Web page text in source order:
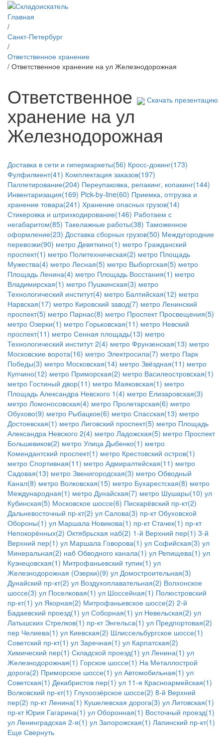
Главная
/
Санкт-Петербург
/
Ответственное хранение
/ Ответственное хранение на ул Железнодорожная
Ответственное
хранение на ул
Железнодорожная
Доставка в сети и гипермаркеты(56) Кросс-докинг(173)
Фулфилмент(41) Комплектация заказов(197)
Паллетирование(204) Переупаковка, репакинг, копакинг(144)
Инвентаризация(169) Pick-by-line(60) Приемка, отгрузка и
хранение товара(241) Хранение опасных грузов(14)
Стикеровка и штрихкодирование(146) Работаем с
негабаритом(85) Такелажные работы(38) Таможенное
оформление(23) Доставка сборных грузов(50) Междугородние
перевозки(90) метро Девяткино(1) метро Гражданский
проспект(1) метро Политехническая(2) метро Площадь
Мужества(4) метро Лесная(5) метро Выборгская(5) метро
Площадь Ленина(4) метро Площадь Восстания(1) метро
Владимирская(1) метро Пушкинская(3) метро
Технологический институт(4) метро Балтийская(12) метро
Нарвская(17) метро Кировский завод(7) метро Ленинский
проспект(5) метро Парнас(8) метро Проспект Просвещения(5)
метро Озерки(1) метро Горьковская(11) метро Невский
проспект(11) метро Сенная площадь(13) метро
Технологический институт 2(4) метро Фрунзенская(13) метро
Московские ворота(16) метро Электросила(7) метро Парк
Победы(3) метро Московская(14) метро Звёздная(11) метро
Купчино(12) метро Приморская(2) метро Василеостровская(1)
метро Гостиный двор(11) метро Маяковская(1) метро
Площадь Александра Невского 1(4) метро Елизаровская(3)
метро Ломоносовская(4) метро Пролетарская(6) метро
Обухово(9) метро Рыбацкое(6) метро Спасская(13) метро
Достоевская(1) метро Лиговский проспект(5) метро Площадь
Александра Невского 2(4) метро Ладожская(5) метро Проспект
Большевиков(2) метро Улица Дыбенко(1) метро
Комендантский проспект(1) метро Крестовский остров(1)
метро Спортивная(11) метро Адмиралтейская(11) метро
Садовая(13) метро Звенигородская(3) метро Обводный
Канал(8) метро Волковская(15) метро Бухарестская(8) метро
Международная(1) метро Дунайская(7) метро Шушары(10) ул
Кубинская(5) Московское шоссе(6) Пискарёвский пр-кт(2)
Дальневосточный пр-кт(2) ул Салова(3) пр-кт Обуховской
Обороны(1) ул Маршала Новикова(1) пр-кт Стачек(1) пр-кт
Непокорённых(2) Октябрьская наб(2) 1-й Верхний пер(1) 3-й
Верхний пер(1) ул Маршала Говорова(1) ул Софийская(3) ул
Минеральная(2) наб Обводного канала(1) ул Репищева(1) ул
Кузнецовская(1) Митрофаньевский тупик(1) ул
Железнодорожная (Озерки)(9) ул Домостроительная(3)
Дунайский пр-кт(2) ул Воздухоплавательная(2) Волхонское
шоссе(3) ул Поселковая(1) ул Шоссейная(1) Полюстровский
пр-кт(1) ул Якорная(2) Митрофаньевское шоссе(2) 2-й
Бадаевский проезд(1) ул Соборная(1) ул Невельская(2) ул
Латышских Стрелков(1) пр-кт Энгельса(1) ул Предпортовая(2)
пер Челиева(1) ул Киевская(2) Шлиссельбургское шоссе(1)
Советский пр-кт(1) ул Заречная(1) ул Карпатская(2)
Химический пер(1) Складской проезд(1) ул Ленина(1) ул
Железнодорожная(1) Горское шоссе(1) На Металлострой
дорога(2) Приморское шоссе(1) ул Автомобильная(1) ул
Советская(1) Декабристов пер(1) ул 11-я Красноармейская(1)
Волковский пр-кт(1) Глухоозёрское шоссе(2) 8-й Верхний
пер(2) пр-кт Ленина(1) Кушелевская дорога(3) ул Литовская(1)
пр-кт Юрия Гагарина(1) ул Оборонная(1) Восточный проезд(1)
ул Ленинградская 2-я(1) ул Запорожская(1) Лапинский пр-кт(1)
Еще Свернуть
Скачать презентацию